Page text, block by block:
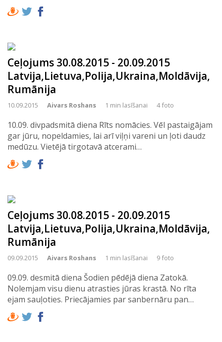
Ceļojums 30.08.2015 - 20.09.2015
Latvija,Lietuva,Polija,Ukraina,Moldāvija,
Rumānija
10.09.2015 Aivars Roshans 1 min lasīšanai 4 foto
10.09. divpadsmitā diena Rīts nomācies. Vēl pastaigājam
gar jūru, nopeldamies, lai arī viļņi vareni un ļoti daudz
medūzu. Vietējā tirgotavā atcerami…
Ceļojums 30.08.2015 - 20.09.2015
Latvija,Lietuva,Polija,Ukraina,Moldāvija,
Rumānija
09.09.2015 Aivars Roshans 1 min lasīšanai 9 foto
09.09. desmitā diena Šodien pēdējā diena Zatokā.
Nolemjam visu dienu atrasties jūras krastā. No rīta
ejam sauļoties. Priecājamies par sanbernāru pan…